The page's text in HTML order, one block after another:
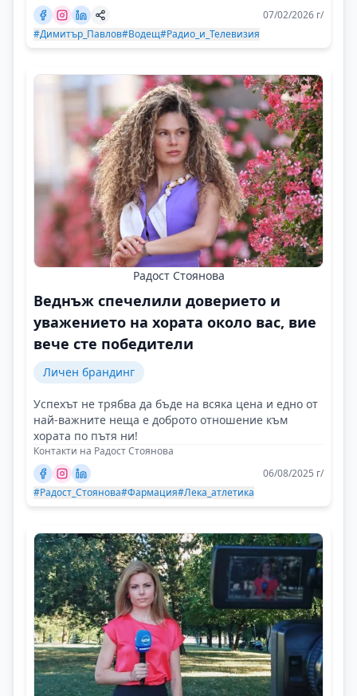
07/02/2026 г/
#Димитър_Павлов#Водещ#Радио_и_Телевизия
Радост Стоянова
Веднъж спечелили доверието и
уважението на хората около вас, вие
вече сте победители
Личен брандинг
Успехът не трябва да бъде на всяка цена и едно от
най-важните неща е доброто отношение към
хората по пътя ни!
Контакти на Радост Стоянова
06/08/2025 г/
#Радост_Стоянова#Фармация#Лека_атлетика